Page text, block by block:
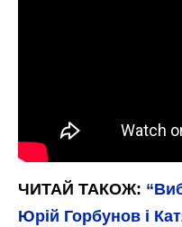
ЧИТАЙ ТАКОЖ:
Юрій Горбунов і